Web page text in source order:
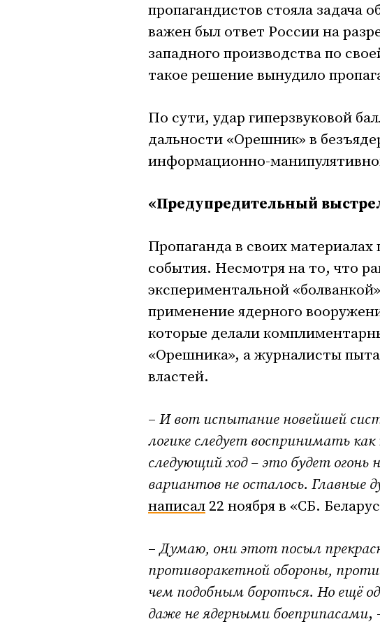
пропагандистов стояла задача
важен был ответ России на
западного производства по
такое решение вынудило
По сути, удар гиперзвуковой
дальности «Орешник» в
информационно-
«Предупредительный
Пропаганда в своих
события. Несмотря на то, что
экспериментальной
применение ядерного
которые делали
«Орешника», а журналисты
властей.
– И вот испытание новейшей
логике следует воспринимать
следующий ход – это будет
вариантов не осталось. Главные
написал 22 ноября в «СБ.
–Думаю, они этот посыл
противоракетной обороны,
чем подобным бороться. Но ещё
даже не ядерными боеприпасами,